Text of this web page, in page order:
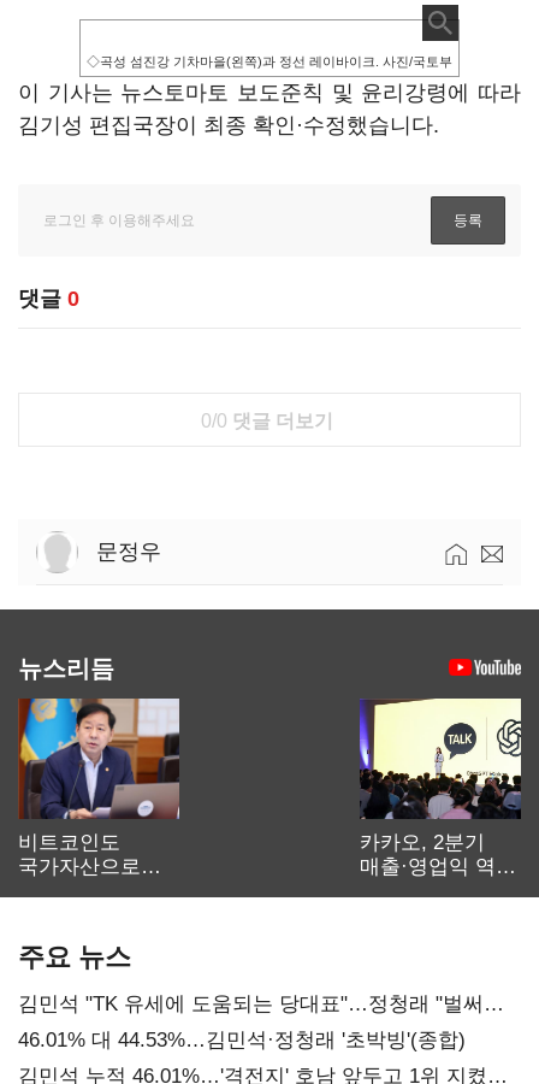
◇곡성 섬진강 기차마을(왼쪽)과 정선 레이바이크. 사진/국토부
이 기사는 뉴스토마토 보도준칙 및 윤리강령에 따라
김기성 편집국장이 최종 확인·수정했습니다.
댓글 0
0/0 댓글 더보기
문정우
뉴스리듬
비트코인도
국가자산으로…'
카카오, 2분기
매출·영업익 역대
주요 뉴스
김민석 "TK 유세에 도움되는 당대표"…정청래 "벌써
대표된 양 당직 배분"
46.01% 대 44.53%…김민석·정청래 '초박빙'(종합)
김민석 누적 46.01%…'격전지' 호남 앞두고 1위 지켰다